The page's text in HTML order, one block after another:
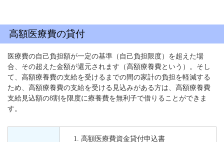
高額医療費の貸付
医療費の自己負担額が一定の基準（自己負担限度）を超えた場
合、その超えた金額が還元されます（高額療養費という）。そし
て、高額療養費の支給を受けるまでの間の家計の負担を軽減する
ため、高額療養費の支給を受ける見込みがある方は、高額療養費
支給見込額の8割を限度に療養費を無利子で借りることができま
す。
高額医療費資金貸付申込書